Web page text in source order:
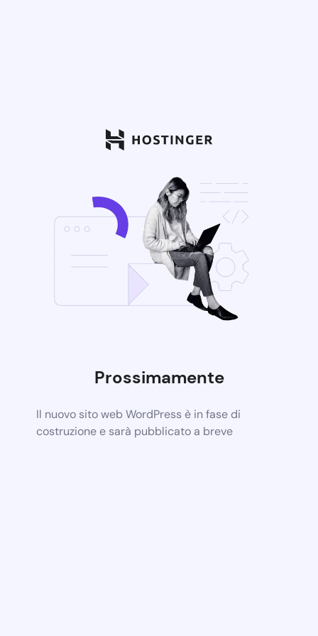
Prossimamente
Il nuovo sito web WordPress è in fase di
costruzione e sarà pubblicato a breve